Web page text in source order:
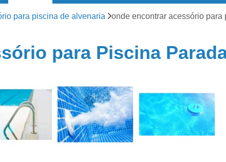
Aquecedor Solar Piscina
Aquecedor de
Aquecedor Piscina Fibra
Aquecedor
Cloro para Piscina 10kg
Cloro para Piscina 9000 Litros
Cloro para
Cloro para Piscina Fechada
Cloro para
Cloro 3 em 1 para Piscina
Cloro
para piscina de alvenaria onde encontrar acessório para
para Piscina